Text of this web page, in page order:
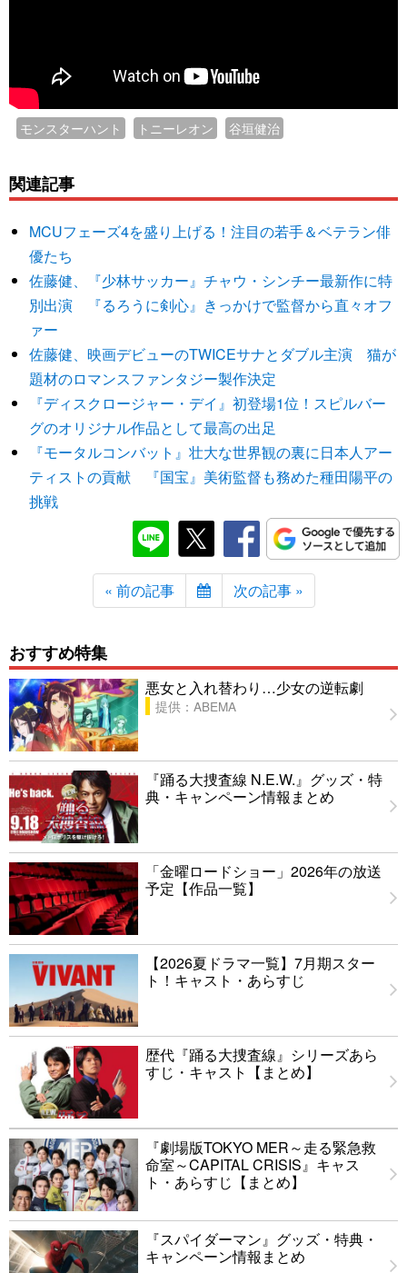
モンスターハント トニーレオン 谷垣健治
関連記事
MCUフェーズ4を盛り上げる！注目の若手＆ベテラン俳
優たち
佐藤健、『少林サッカー』チャウ・シンチー最新作に特
別出演 『るろうに剣心』きっかけで監督から直々オフ
ァー
佐藤健、映画デビューのTWICEサナとダブル主演 猫が
題材のロマンスファンタジー製作決定
『ディスクロージャー・デイ』初登場1位！スピルバー
グのオリジナル作品として最高の出足
『モータルコンバット』壮大な世界観の裏に日本人アー
ティストの貢献 『国宝』美術監督も務めた種田陽平の
挑戦
« 前の記事 次の記事 »
おすすめ特集
悪女と入れ替わり…少女の逆転劇
提供：ABEMA
『踊る大捜査線 N.E.W.』グッズ・特
典・キャンペーン情報まとめ
「金曜ロードショー」2026年の放送
予定【作品一覧】
【2026夏ドラマ一覧】7月期スター
ト！キャスト・あらすじ
歴代『踊る大捜査線』シリーズあら
すじ・キャスト【まとめ】
『劇場版TOKYO MER～走る緊急救
命室～CAPITAL CRISIS』キャス
ト・あらすじ【まとめ】
『スパイダーマン』グッズ・特典・
キャンペーン情報まとめ